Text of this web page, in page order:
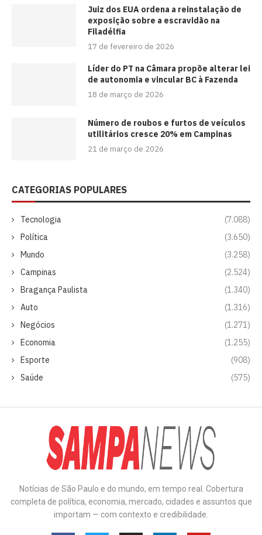
Juiz dos EUA ordena a reinstalação de
exposição sobre a escravidão na
Filadélfia
17 de fevereiro de 2026
Líder do PT na Câmara propõe alterar lei
de autonomia e vincular BC à Fazenda
18 de março de 2026
Número de roubos e furtos de veículos
utilitários cresce 20% em Campinas
21 de março de 2026
CATEGORIAS POPULARES
Tecnologia
(7.088)
Política
(3.650)
Mundo
(3.258)
Campinas
(2.524)
Bragança Paulista
(1.340)
Auto
(1.316)
Negócios
(1.271)
Economia
(1.255)
Esporte
(908)
Saúde
(575)
Notícias de São Paulo e do mundo, em tempo real. Cobertura
completa de política, economia, mercado, cidades e assuntos que
importam — com contexto e credibilidade.